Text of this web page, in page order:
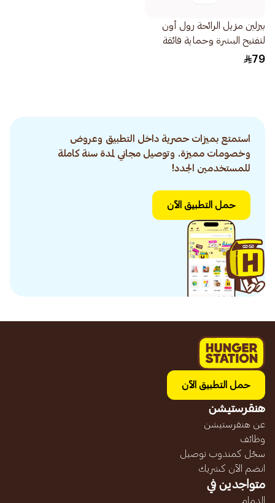
بيزلين مزيل الرائحة رول أون
لتفتيح البشرة وحماية فائقة
سبورت بلس 1قطعة
79
استمتع بميزات حصرية داخل التطبيق وعروض
وخصومات مميزة. وتوصيل مجاني لمدة سنة كاملة
للمستخدمين الجدد!
حمل التطبيق الآن
حمل التطبيق الآن
هنقرستيشن
عن هنقرستيشن
وظائف
سجّل كمندوب توصيل
انضم الآن كشريك
متواجدين في
الدمام